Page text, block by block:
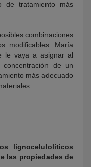
de tratamiento más
combinaciones
modificables. María
le vaya a asignar al
concentración de un
más adecuado